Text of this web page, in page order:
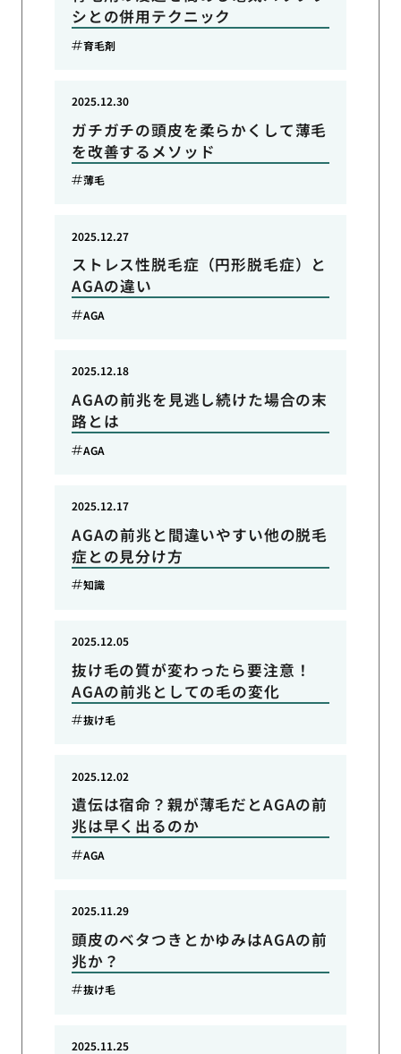
シとの併用テクニック
育毛剤
ガチガチの頭皮を柔らかくして薄毛
を改善するメソッド
2025.12.30
薄毛
ストレス性脱毛症（円形脱毛症）と
AGAの違い
2025.12.27
AGA
AGAの前兆を見逃し続けた場合の末
路とは
2025.12.18
AGA
AGAの前兆と間違いやすい他の脱毛
症との見分け方
2025.12.17
知識
抜け毛の質が変わったら要注意！
AGAの前兆としての毛の変化
2025.12.05
抜け毛
遺伝は宿命？親が薄毛だとAGAの前
兆は早く出るのか
2025.12.02
AGA
頭皮のベタつきとかゆみはAGAの前
兆か？
2025.11.29
抜け毛
2025.11.25